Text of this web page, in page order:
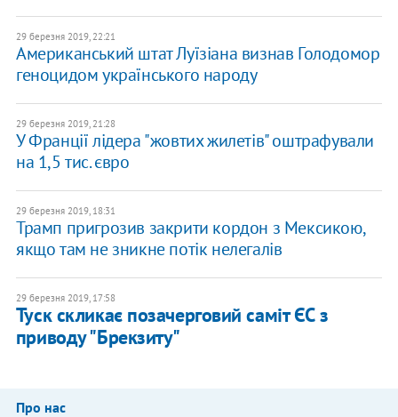
29 березня 2019, 22:21
Американський штат Луїзіана визнав Голодомор
геноцидом українського народу
29 березня 2019, 21:28
У Франції лідера "жовтих жилетів" оштрафували
на 1,5 тис. євро
29 березня 2019, 18:31
Трамп пригрозив закрити кордон з Мексикою,
якщо там не зникне потік нелегалів
29 березня 2019, 17:58
Туск скликає позачерговий саміт ЄС з
приводу "Брекзиту"
Про нас